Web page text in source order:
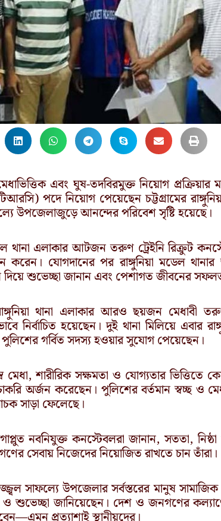
এবং ঘুষ-তদবিরমুক্ত নিয়োগ প্রক্রিয়ার
পদে নিয়োগ পেয়েছেন চট্টগ্রামের
উপজেলাজুড়ে আনন্দের পরিবেশ সৃষ্টি হয়েছে।
থানা এলাকার আটজন তরুণ ট্রেইনি রিক্রুট
করেন। যোগদানের পর রাঙ্গুনিয়া মডেল থানার
শুভেচ্ছা জানান এবং পেশাগত জীবনের
থানা এলাকার আরও ছয়জন মেধাবী
নির্বাচিত হয়েছেন। দুই থানা মিলিয়ে এবার
গর্বিত সদস্য হওয়ার সুযোগ পেয়েছেন।
শারীরিক সক্ষমতা ও যোগ্যতার ভিত্তিতে
অর্জন করেছেন। পুলিশের বর্তমান স্বচ্ছ ও
সাড়া ফেলেছে।
নবনিযুক্ত কনস্টেবলরা জানান, সততা, নিষ্ঠা
সেবায় নিজেদের নিয়োজিত রাখতে চান তাঁরা।
সাফল্যে উপজেলার সর্বস্তরের মানুষ
ও শুভেচ্ছা জানিয়েছেন। দেশ ও জনগণের